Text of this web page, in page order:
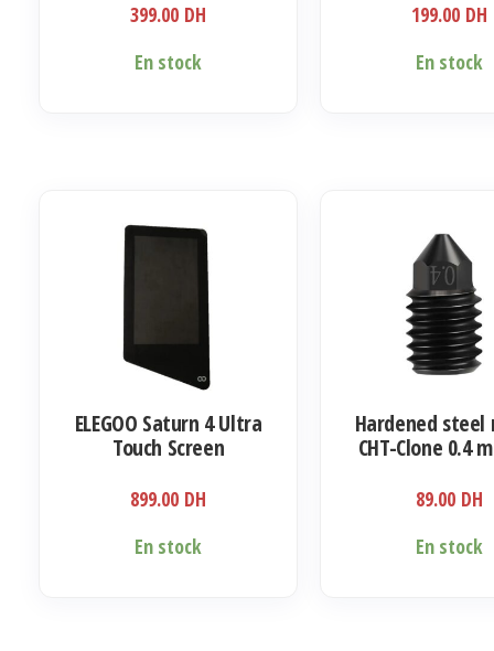
399.00 DH
En stock
199.00 DH
En stock
ELEGOO Saturn 4 Ultra
Touch Screen
899.00 DH
En stock
Hardened steel
CHT-Clone 0.4
89.00 DH
En stock